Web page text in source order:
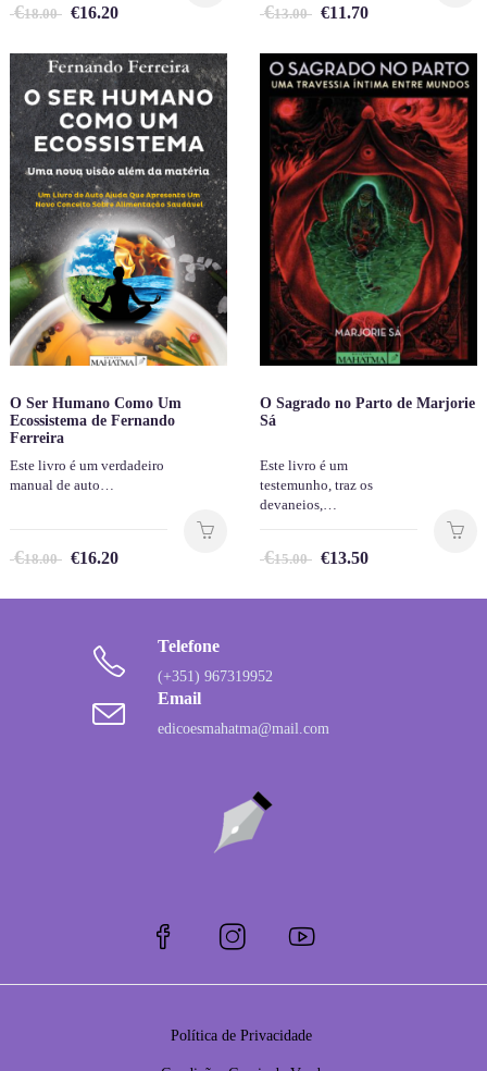
€18.00 €16.20 €13.00 €11.70
O Ser Humano Como Um
Ecossistema de Fernando
Ferreira
Este livro é um verdadeiro
manual de auto…
€18.00 €16.20
O Sagrado no Parto de Marjorie
Sá
Este livro é um
testemunho, traz os
devaneios,…
€15.00 €13.50
Telefone
(+351) 967319952
Email
edicoesmahatma@mail.com
Política de Privacidade